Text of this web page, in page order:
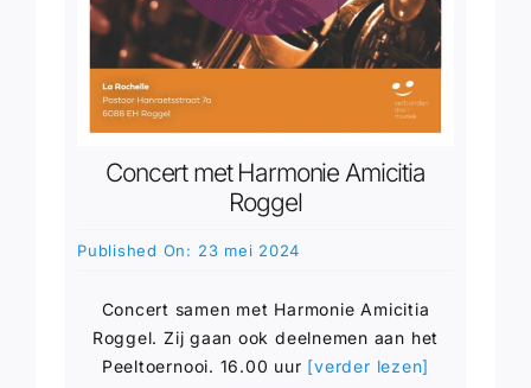
Concert met Harmonie Amicitia
Roggel
Published On: 23 mei 2024
Concert samen met Harmonie Amicitia
Roggel. Zij gaan ook deelnemen aan het
Peeltoernooi. 16.00 uur [verder lezen]